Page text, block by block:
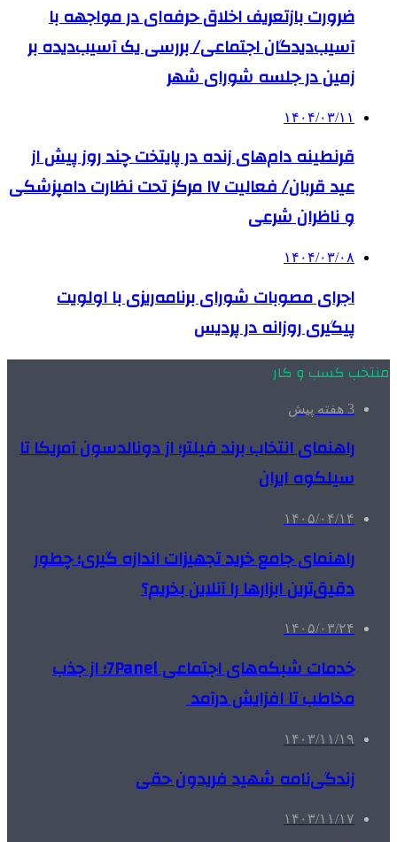
ضرورت بازتعریف اخلاق حرفه‌ای در مواجهه با
آسیب‌دیدگان اجتماعی/ بررسی یک آسیب‌دیده بر
زمین در جلسه شورای شهر
۱۴۰۴/۰۳/۱۱
قرنطینه دام‌های زنده در پایتخت چند روز پیش از
عید قربان/ فعالیت ۱۷ مرکز تحت نظارت دامپزشکی
و ناظران شرعی
۱۴۰۴/۰۳/۰۸
اجرای مصوبات شورای برنامه‌ریزی با اولویت
پیگیری روزانه در پردیس
منتخب کسب و کار
3 هفته پیش
راهنمای انتخاب برند فیلتر؛ از دونالدسون آمریکا تا
سیلکوه ایران
۱۴۰۵/۰۴/۱۴
راهنمای جامع خرید تجهیزات اندازه گیری؛ چطور
دقیق‌ترین ابزارها را آنلاین بخریم؟
۱۴۰۵/۰۳/۲۴
خدمات شبکه‌های اجتماعی 7Panel؛ از جذب
مخاطب تا افزایش درآمد
۱۴۰۳/۱۱/۱۹
زندگی‌نامه شهید فریدون حقی
۱۴۰۳/۱۱/۱۷